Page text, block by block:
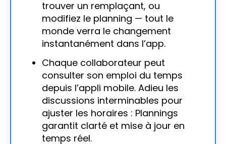
trouver un remplaçant, ou
modifiez le planning — tout le
monde verra le changement
instantanément dans l’app.
Chaque collaborateur peut
consulter son emploi du temps
depuis l’appli mobile. Adieu les
discussions interminables pour
ajuster les horaires : Plannings
garantit clarté et mise à jour en
temps réel.